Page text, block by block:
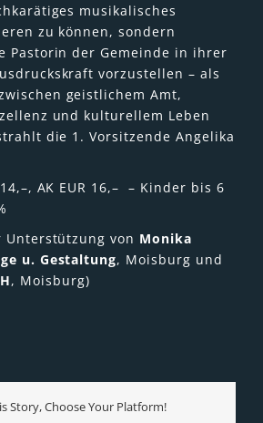
musikalisches
zu können, sondern
Pastorin der Gemeinde in ihrer
vorzustellen – als
geistlichem Amt,
und kulturellem Leben
die 1. Vorsitzende Angelika
AK EUR 16,– – Kinder bis 6
von Monika
u. Gestaltung, Moisburg und
, Moisburg)
Story, Choose Your Platform!